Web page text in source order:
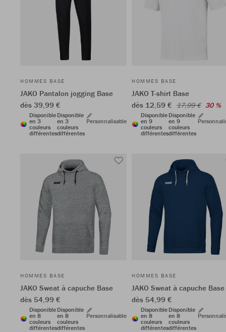
HOMMES BASE
JAKO Pantalon jogging Base
dès 39,99 €
Disponible
en 3
couleurs
différentes
Disponible
en 3
couleurs
différentes
Personnalisable
HOMMES BASE
JAKO T-shirt Base
dès 12,59 € 17,99 € 30 %
Disponible
en 9
couleurs
différentes
Disponible
en 9
couleurs
différentes
HOMMES BASE
JAKO Sweat à capuche Base
dès 54,99 €
Disponible
en 8
couleurs
différentes
Disponible
en 8
couleurs
différentes
Personnalisable
HOMMES BASE
JAKO Sweat à capuche Base
dès 54,99 €
Disponible
en 8
couleurs
différentes
Disponible
en 8
couleurs
différentes